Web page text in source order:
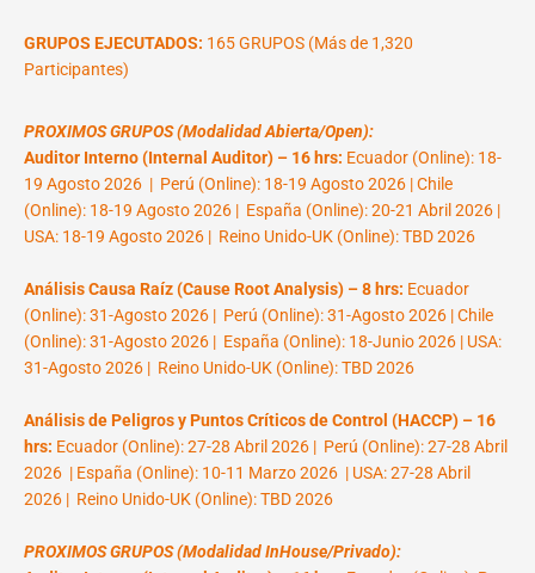
GRUPOS EJECUTADOS: 165 GRUPOS (Más de 1,320
Participantes)
PROXIMOS GRUPOS (Modalidad Abierta/Open):
Auditor Interno (Internal Auditor) – 16 hrs: Ecuador (Online): 18-
19 Agosto 2026 | Perú (Online): 18-19 Agosto 2026 | Chile
(Online): 18-19 Agosto 2026 | España (Online): 20-21 Abril 2026 |
USA: 18-19 Agosto 2026 | Reino Unido-UK (Online): TBD 2026
Análisis Causa Raíz (Cause Root Analysis) – 8 hrs: Ecuador
(Online): 31-Agosto 2026 | Perú (Online): 31-Agosto 2026 | Chile
(Online): 31-Agosto 2026 | España (Online): 18-Junio 2026 | USA:
31-Agosto 2026 | Reino Unido-UK (Online): TBD 2026
Análisis de Peligros y Puntos Críticos de Control (HACCP) – 16
hrs: Ecuador (Online): 27-28 Abril 2026 | Perú (Online): 27-28 Abril
2026 | España (Online): 10-11 Marzo 2026 | USA: 27-28 Abril
2026 | Reino Unido-UK (Online): TBD 2026
PROXIMOS GRUPOS (Modalidad InHouse/Privado):